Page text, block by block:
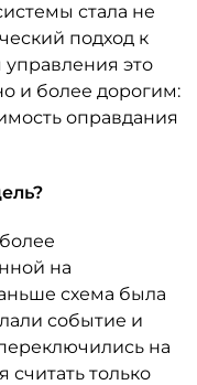
стала не
подход к
это
и более дорогим:
оправдания
на
схема была
событие и
на
считать только